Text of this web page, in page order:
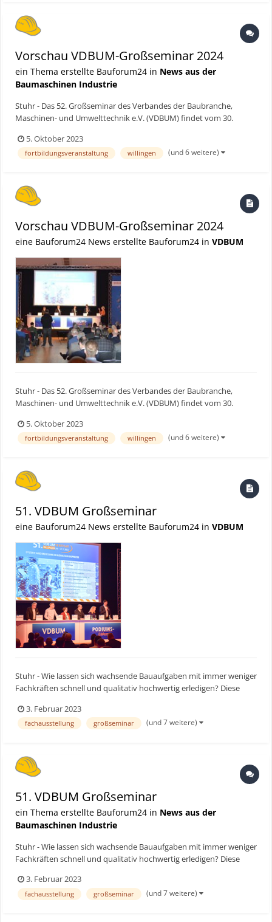
Vorschau VDBUM-Großseminar 2024
ein Thema erstellte Bauforum24 in News aus der
Baumaschinen Industrie
Stuhr - Das 52. Großseminar des Verbandes der Baubranche,
Maschinen- und Umwelttechnik e.V. (VDBUM) findet vom 30.
Machen“ im Kongresszentrum Sauerland Stern Hotel in Willingen
statt. Mit einigen Neuerungen steigert der Verband nochmals...
5. Oktober 2023
fortbildungsveranstaltung willingen (und 6 weitere)
Vorschau VDBUM-Großseminar 2024
eine Bauforum24 News erstellte Bauforum24 in VDBUM
Stuhr - Das 52. Großseminar des Verbandes der Baubranche,
Maschinen- und Umwelttechnik e.V. (VDBUM) findet vom 30.
Machen“ im Kongresszentrum Sauerland Stern Hotel in Willingen
statt. Mit einigen Neuerungen steigert der Verband nochmals...
5. Oktober 2023
fortbildungsveranstaltung willingen (und 6 weitere)
51. VDBUM Großseminar
eine Bauforum24 News erstellte Bauforum24 in VDBUM
Stuhr - Wie lassen sich wachsende Bauaufgaben mit immer weniger
Fachkräften schnell und qualitativ hochwertig erledigen? Diese
Verbandes der Baubranche, Umwelt- und Maschinentechnik e.V.
(VDBUM). Mehr als 1.000 Führungskräfte haben das Top...
3. Februar 2023
fachausstellung großseminar (und 7 weitere)
51. VDBUM Großseminar
ein Thema erstellte Bauforum24 in News aus der
Baumaschinen Industrie
Stuhr - Wie lassen sich wachsende Bauaufgaben mit immer weniger
Fachkräften schnell und qualitativ hochwertig erledigen? Diese
Verbandes der Baubranche, Umwelt- und Maschinentechnik e.V.
(VDBUM). Mehr als 1.000 Führungskräfte haben das Top...
3. Februar 2023
fachausstellung großseminar (und 7 weitere)